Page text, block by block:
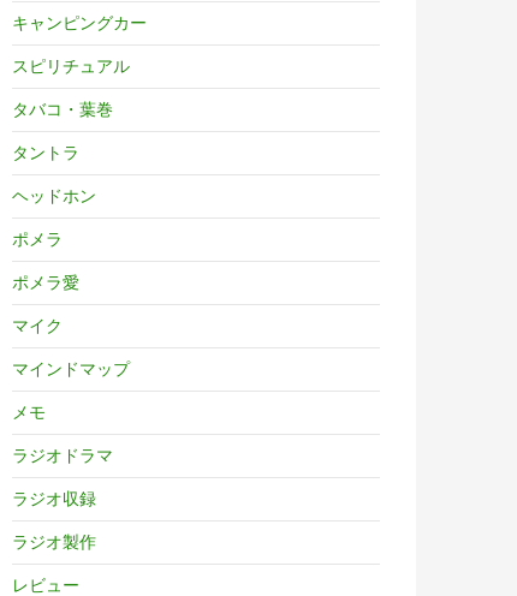
キャンピングカー
スピリチュアル
タバコ・葉巻
タントラ
ヘッドホン
ポメラ
ポメラ愛
マイク
マインドマップ
メモ
ラジオドラマ
ラジオ収録
ラジオ製作
レビュー